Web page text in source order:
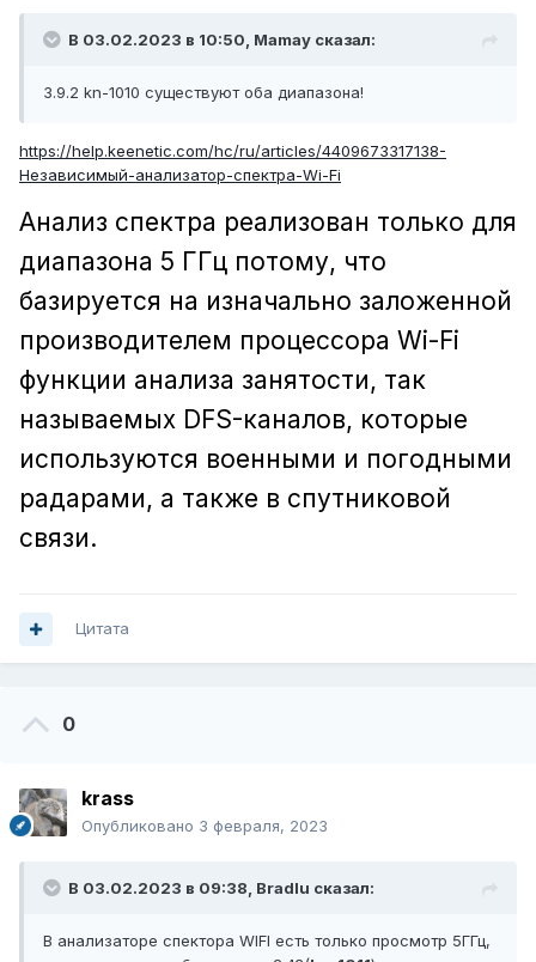
В 03.02.2023 в 10:50, Mamay сказал:
3.9.2 kn-1010 существуют оба диапазона!
https://help.keenetic.com/hc/ru/articles/4409673317138-
Независимый-анализатор-спектра-Wi-Fi
Анализ спектра реализован только для
диапазона 5 ГГц потому, что
базируется на изначально заложенной
производителем процессора Wi-Fi
функции анализа занятости, так
называемых DFS-каналов, которые
используются военными и погодными
радарами, а также в спутниковой
связи.
Цитата
0
krass
Опубликовано 3 февраля, 2023
В 03.02.2023 в 09:38, Bradlu сказал:
В анализаторе спектора WIFI есть только просмотр 5ГГц,